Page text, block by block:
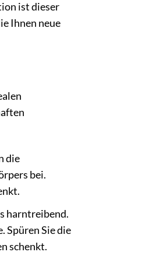
ist dieser
Ihnen neue
die
bei.
harntreibend.
Spüren Sie die
schenkt.